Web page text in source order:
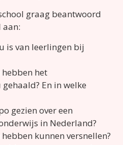
graag beantwoord
aan:
is van leerlingen bij
het
En in welke
gezien over een
in Nederland?
kunnen versnellen?